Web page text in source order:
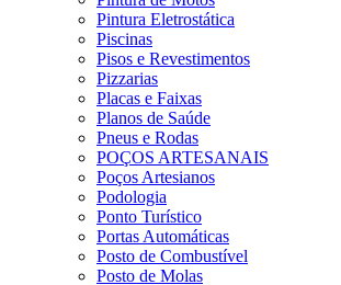
Pintura Eletrostática
Piscinas
Pisos e Revestimentos
Pizzarias
Placas e Faixas
Planos de Saúde
Pneus e Rodas
POÇOS ARTESANAIS
Poços Artesianos
Podologia
Ponto Turístico
Portas Automáticas
Posto de Combustível
Posto de Molas